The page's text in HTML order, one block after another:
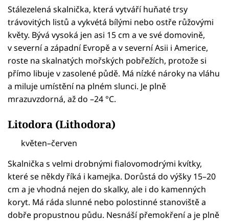
Stálezelená skalnička, která vytváří huňaté trsy
trávovitých listů a vykvétá bílými nebo ostře růžovými
květy. Bývá vysoká jen asi 15 cm a ve své domovině,
v severní a západní Evropě a v severní Asii i Americe,
roste na skalnatých mořských pobřežích, protože si
přímo libuje v zasolené půdě. Má nízké nároky na vláhu
a miluje umístění na plném slunci. Je plně
mrazuvzdorná, až do –24 °C.
Litodora (Lithodora)
květen–červen
Skalnička s velmi drobnými fialovomodrými kvítky,
které se někdy říká i kamejka. Dorůstá do výšky 15–20
cm a je vhodná nejen do skalky, ale i do kamenných
koryt. Má ráda slunné nebo polostinné stanoviště a
dobře propustnou půdu. Nesnáší přemokření a je plně